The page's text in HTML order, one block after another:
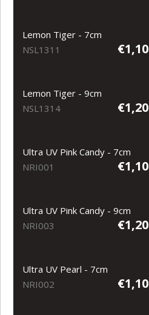
Lemon Tiger - 7cm
NSL1311
€1,10
Lemon Tiger - 9cm
NSL1314
€1,20
Ultra UV Pink Candy - 7cm
NRI001
€1,10
Ultra UV Pink Candy - 9cm
NRI003
€1,20
Ultra UV Pearl - 7cm
NRI002
€1,10